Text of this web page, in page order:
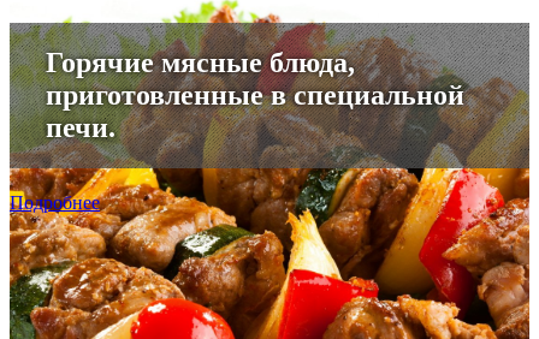
Горячие мясные блюда,
приготовленные в специальной
печи.
Подробнее